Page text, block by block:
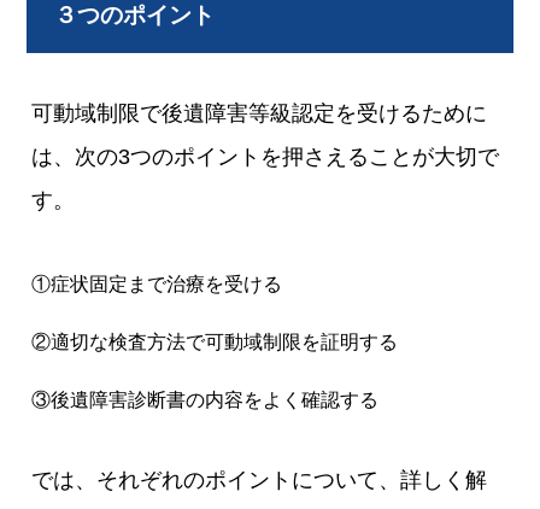
３つのポイント
可動域制限で後遺障害等級認定を受けるために
は、次の3つのポイントを押さえることが大切で
す。
①症状固定まで治療を受ける
②適切な検査方法で可動域制限を証明する
③後遺障害診断書の内容をよく確認する
では、それぞれのポイントについて、詳しく解